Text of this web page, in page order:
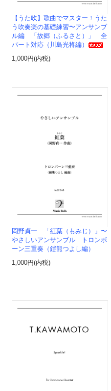
【うた吹】歌曲でマスター！うた
う吹奏楽の基礎練習〜アンサンブ
ル編 「故郷（ふるさと）」 全
パート対応（川島光将編）
1,000円(内税)
岡野貞一 「紅葉（もみじ）」〜
やさしいアンサンブル トロンボ
ーン三重奏（鎧熊つよし編）
1,000円(内税)